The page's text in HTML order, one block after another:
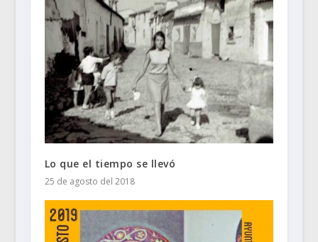
Lo que el tiempo se llevó
25 de agosto del 2018